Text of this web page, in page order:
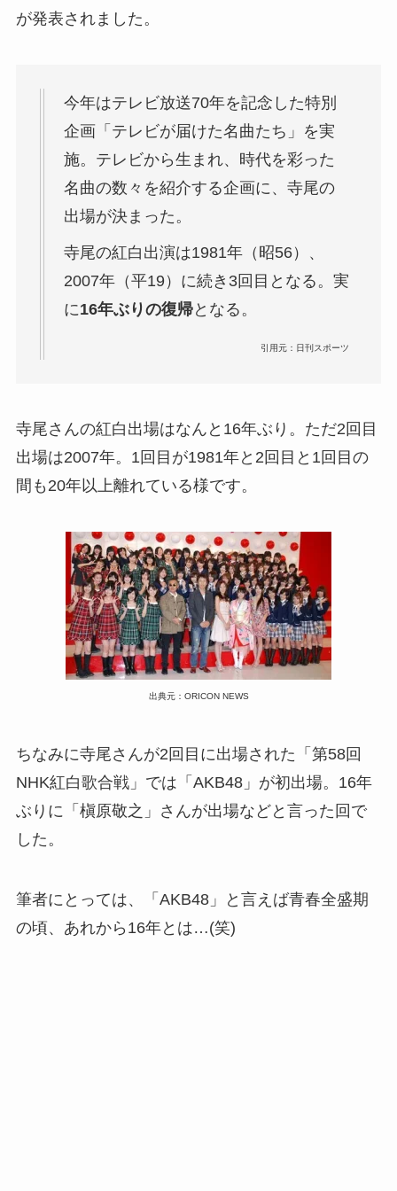
が発表されました。
今年はテレビ放送70年を記念した特別
企画「テレビが届けた名曲たち」を実
施。テレビから生まれ、時代を彩った
名曲の数々を紹介する企画に、寺尾の
出場が決まった。
寺尾の紅白出演は1981年（昭56）、
2007年（平19）に続き3回目となる。実
に16年ぶりの復帰となる。
引用元：日刊スポーツ
寺尾さんの紅白出場はなんと16年ぶり。ただ2回目
出場は2007年。1回目が1981年と2回目と1回目の
間も20年以上離れている様です。
出典元：ORICON NEWS
ちなみに寺尾さんが2回目に出場された「第58回
NHK紅白歌合戦」では「AKB48」が初出場。16年
ぶりに「槇原敬之」さんが出場などと言った回で
した。
筆者にとっては、「AKB48」と言えば青春全盛期
の頃、あれから16年とは…(笑)